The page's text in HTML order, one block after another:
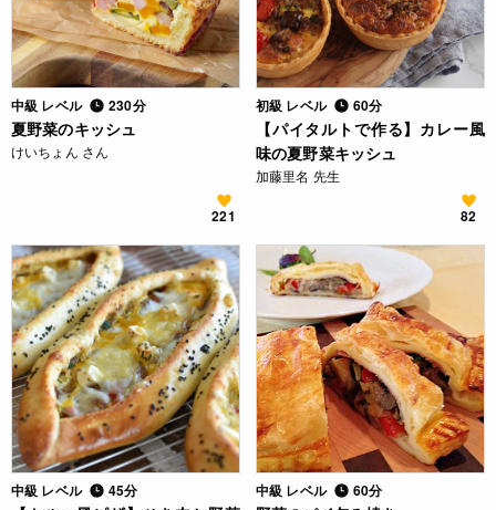
中級 レベル 230分
夏野菜のキッシュ
けいちょん さん
221
初級 レベル 60分
【パイタルトで作る】カレー風
味の夏野菜キッシュ
加藤里名 先生
82
中級 レベル 45分 中級 レベル 60分